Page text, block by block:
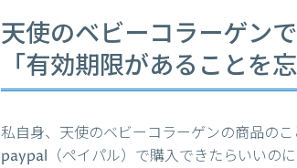
天使のベビーコラーゲン
「有効期限があることを
私自身、天使のベビーコラーゲンの商品の
paypal（ペイパル）で購入できたらいいのに